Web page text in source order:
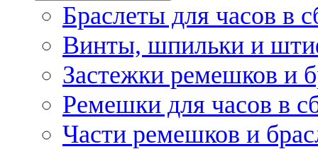
Браслеты для часов в
Винты, шпильки и
Застежки ремешков и
Ремешки для часов в
Части ремешков и